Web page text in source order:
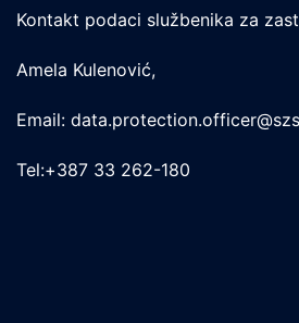
Kontakt podaci službenika za
Amela Kulenović,
Email:
Tel:+387 33 262-180